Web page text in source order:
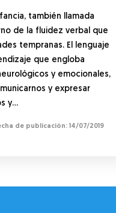
también llamada
de la fluidez verbal que
tempranas. El lenguaje
que engloba
y emocionales,
y expresar
y…
14/07/2019